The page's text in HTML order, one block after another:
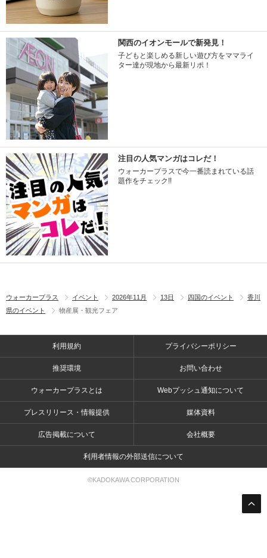
関西のイオンモールで新発見！
子どもと楽しめる新しい遊び方をママライ
ター達が現地から最新リポ！
注目の人気マンガはコレだ！
ウォーカープラスで今一番読まれている話
題作をチェック!!
ウォーカープラス イベント 2026年11月 13日 四国のイベント
香川
県のイベント
物産展・観光フェア
利用規約 プライバシーポリシー
推奨環境 お問い合わせ
ウォーカープラスとは Webプッシュ通知について
プレスリリース・情報提供 媒体資料
広告掲載について 会社概要
利用者情報の外部送信について
©KADOKAWA CORPORATION